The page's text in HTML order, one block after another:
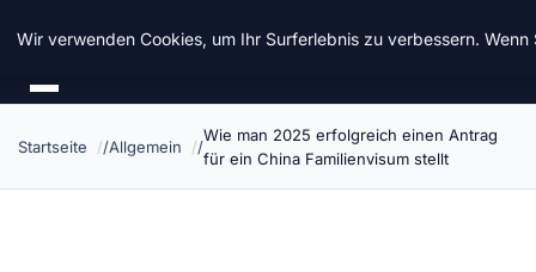
Chinavisum24
Startseite Allgemein
Wie man 2025 erfolgreich einen Antrag
für ein China Familienvisum stellt
Wir verwenden Cookies, um Ihr Surferlebnis zu verbessern.